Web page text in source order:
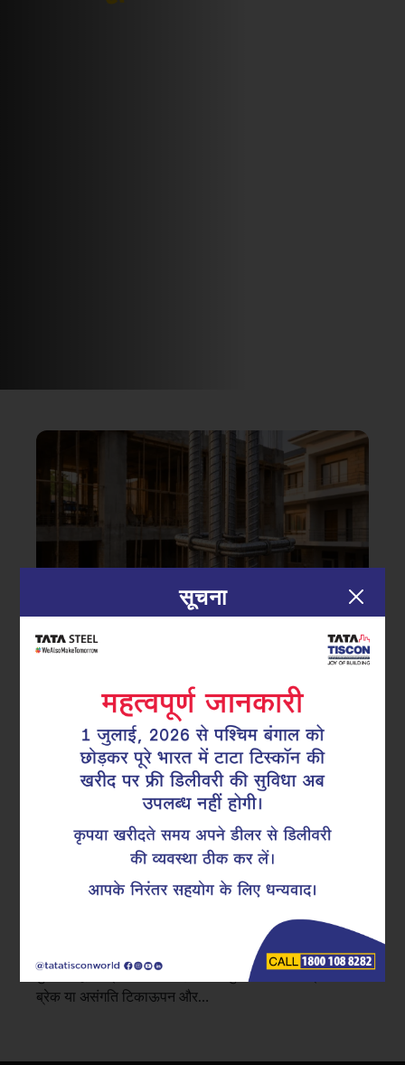
सुपरलिंक्स
सीमलेस रिइन्फोर्समेंट कंटिन्युटी सुनिश्चित
करना: आधुनिक RCC निर्माण में फैक्ट्री-मेड
सुपरलिंक्स की भूमिका
रीइन्फोर्स्ड कंक्रीट संरचनाएँ अपने आंतरिक स्टील फ्रेमवर्क की
RCC संरचनाओं में रिइन्फोर्समेंट कंटिन्युटी यह सुनिश्चित करती है
कि बीम, कॉलम और स्लैब्स के बीच लोड बिना किसी कमजोर बिंदु के
कुशलतापूर्वक ट्रांसफर हो। इस कंटिन्युटी में किसी भी प्रकार का
ब्रेक या असंगति टिकाऊपन और…
सूचना